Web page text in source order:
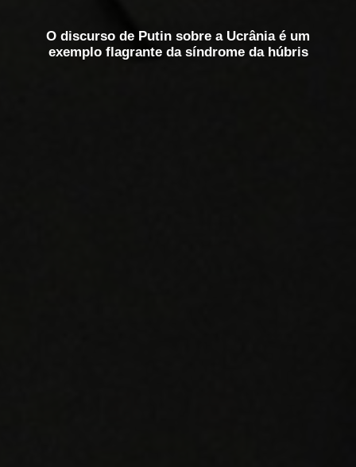
O discurso de Putin sobre a Ucrânia é um
exemplo flagrante da síndrome da húbris